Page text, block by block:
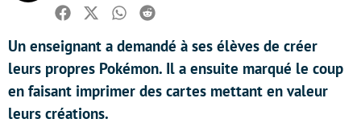
Facebook
TwitterWhatsapp
Reddit
Un enseignant a demandé à ses élèves de créer
leurs propres Pokémon. Il a ensuite marqué le coup
en faisant imprimer des cartes mettant en valeur
leurs créations.